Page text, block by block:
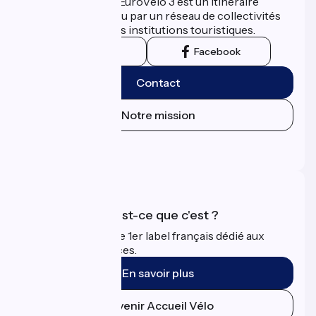
développé et promu par un réseau de collectivités
territoriales et leurs institutions touristiques.
Facebook
Contact
Notre mission
Accueil Vélo qu'est-ce que c'est ?
Accueil Vélo c'est le 1er label français dédié aux
cyclistes en vacances.
En savoir plus
Devenir Accueil Vélo